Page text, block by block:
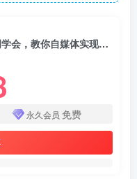
AI自媒体起号课程，0基础小白两周学会，教你自媒体实现商业变现
永久会员 免费